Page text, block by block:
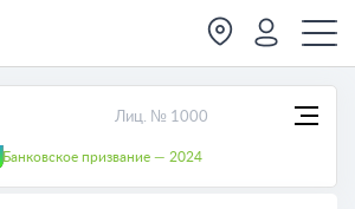
Лиц. № 1000
Банковское призвание — 2024